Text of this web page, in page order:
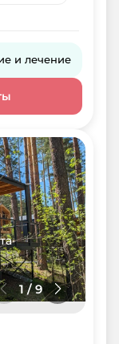
и лечение
•
1/9